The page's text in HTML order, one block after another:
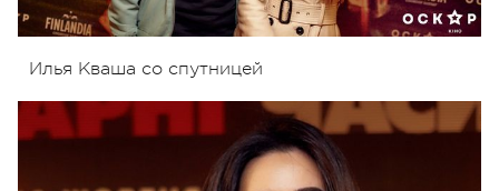
Илья Кваша со спутницей